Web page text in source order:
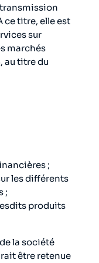
titre, elle est
sur
marchés
au titre du
;
les différents
;
produits
la société
être retenue